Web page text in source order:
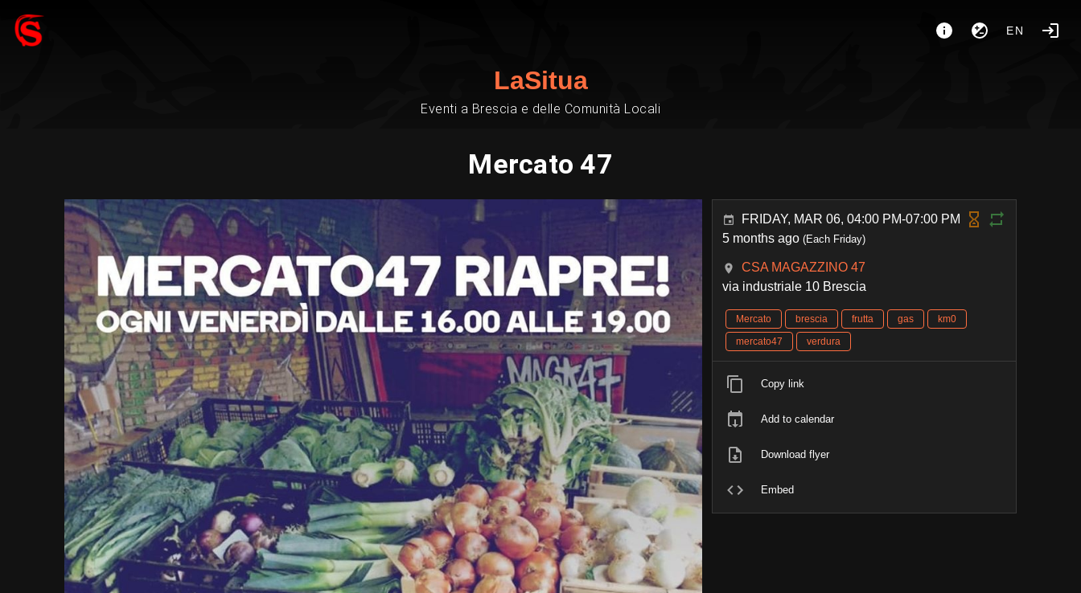
EN
LaSitua
Eventi a Brescia e delle Comunità Locali
Mercato 47
FRIDAY, MAR 06, 04:00 PM-07:00 PM
5 months ago (Each Friday)
CSA MAGAZZINO 47
via industriale 10 Brescia
Mercato brescia frutta gas
km0
mercato47
verdura
Copy link
Add to calendar
Download flyer
Embed